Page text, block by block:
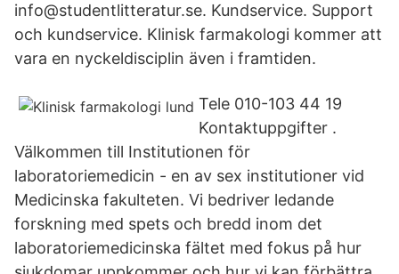
info@studentlitteratur.se. Kundservice. Support
och kundservice. Klinisk farmakologi kommer att
vara en nyckeldisciplin även i framtiden.
Tele 010-103 44 19
Kontaktuppgifter .
Välkommen till Institutionen för
laboratoriemedicin - en av sex institutioner vid
Medicinska fakulteten. Vi bedriver ledande
forskning med spets och bredd inom det
laboratoriemedicinska fältet med fokus på hur